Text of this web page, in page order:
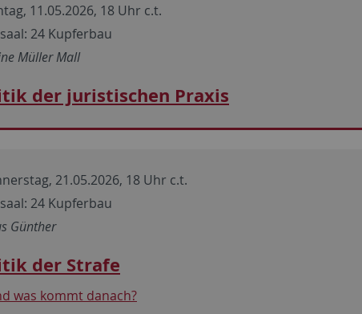
11.05.2026, 18 Uhr c.t.
24 Kupferbau
Müller Mall
der juristischen Praxis
21.05.2026, 18 Uhr c.t.
24 Kupferbau
Günther
der Strafe
was kommt danach?